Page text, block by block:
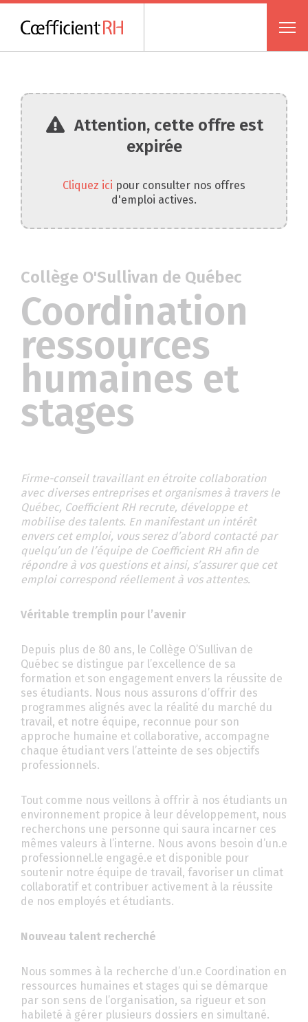
Attention, cette offre est
expirée
Cliquez ici pour consulter nos offres
d'emploi actives.
Collège O'Sullivan de Québec
Coordination
ressources
humaines et
stages
Firme-conseil travaillant en étroite collaboration
avec diverses entreprises et organismes à travers le
Québec, Coefficient RH recrute, développe et
mobilise des talents. En manifestant un intérêt
envers cet emploi, vous serez d’abord contacté par
quelqu’un de l’équipe de Coefficient RH afin de
répondre à vos questions et ainsi, s’assurer que cet
emploi correspond réellement à vos attentes.
Véritable tremplin pour l’avenir
Depuis plus de 80 ans, le Collège O’Sullivan de
Québec se distingue par l’excellence de sa
formation et son engagement envers la réussite de
ses étudiants. Nous nous assurons d’offrir des
programmes alignés avec la réalité du marché du
travail, et notre équipe, reconnue pour son
approche humaine et collaborative, accompagne
chaque étudiant vers l’atteinte de ses objectifs
professionnels.
Tout comme nous veillons à offrir à nos étudiants un
environnement propice à leur développement, nous
recherchons une personne qui saura incarner ces
mêmes valeurs à l’interne. Nous avons besoin d’un.e
professionnel.le engagé.e et disponible pour
soutenir notre équipe de travail, favoriser un climat
collaboratif et contribuer activement à la réussite
de nos employés et étudiants.
Nouveau talent recherché
Nous sommes à la recherche d’un.e Coordination en
ressources humaines et stages qui se démarque
par son sens de l’organisation, sa rigueur et son
habileté à gérer plusieurs dossiers en simultané.